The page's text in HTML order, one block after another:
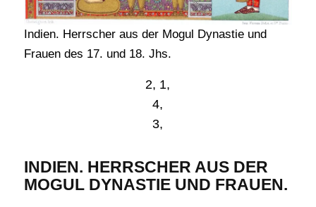
Indien. Herrscher aus der Mogul Dynastie und
Frauen des 17. und 18. Jhs.
2, 1,
4,
3,
INDIEN. HERRSCHER AUS DER
MOGUL DYNASTIE UND FRAUEN.